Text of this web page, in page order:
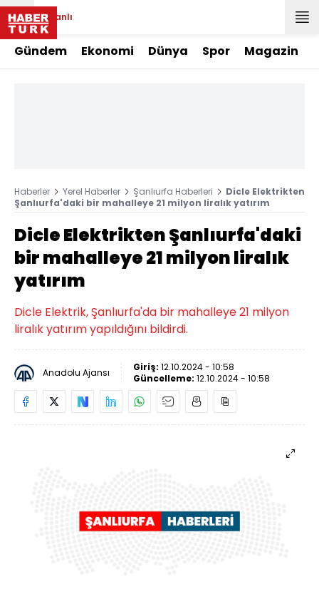
Canlı
Gündem Ekonomi Dünya Spor Magazin
Haberler Yerel Haberler Şanlıurfa Haberleri
Dicle Elektrikten
Şanlıurfa'daki bir mahalleye 21 milyon liralık yatırım
Dicle Elektrikten Şanlıurfa'daki
bir mahalleye 21 milyon liralık
yatırım
Dicle Elektrik, Şanlıurfa'da bir mahalleye 21 milyon
liralık yatırım yapıldığını bildirdi.
Anadolu Ajansı Giriş: 12.10.2024 - 10:58
Güncelleme: 12.10.2024 - 10:58